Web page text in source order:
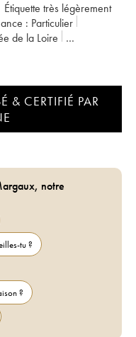
Étiquette très légèrement
: particulier
de la Loire
& CERTIFIÉ PAR
notre
tu ?
?